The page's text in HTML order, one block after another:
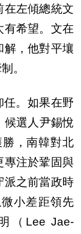
在左傾總統文
有希望。文在
解，他對平壤
。
。如果在野
候選人尹錫悅
勝，南韓對北
專注於鞏固與
派之前當政時
小差距領先
（Lee Jae-